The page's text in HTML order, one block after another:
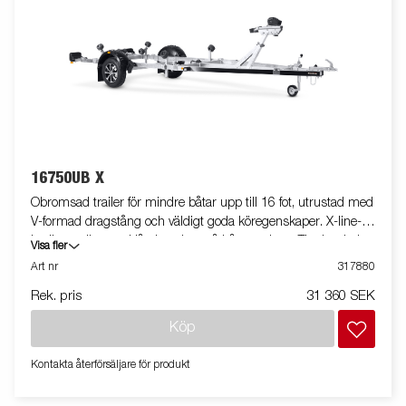
16750UB X
Obromsad trailer för mindre båtar upp till 16 fot, utrustad med
V-formad dragstång och väldigt goda köregenskaper. X-line-
kvalitetsrullar med låg inverkan på båtens skrov. Tippbar bakre
vagga och justerbara dubbla sidorullar för enkel anpassning till
skyddad i båttrailerns chassi. Vattentäta hjullager förlänger
justera, vinschtornet är även utrustat med en extra
teleskopisk belysningsenhet gör det lättare att använda
Visa fler
Art nr
317880
Rek. pris 31 360 SEK
Köp
Kontakta återförsäljare för produkt